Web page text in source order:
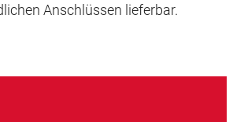
Anschlüssen lieferbar.